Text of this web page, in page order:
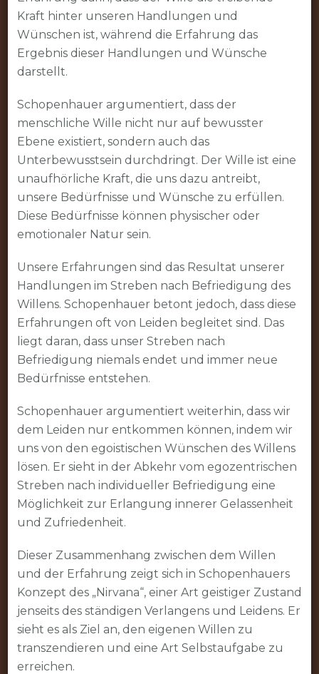
Kraft hinter unseren Handlungen und
Wünschen ist, während die Erfahrung das
Ergebnis dieser Handlungen und Wünsche
darstellt.
Schopenhauer argumentiert, dass der
menschliche Wille nicht nur auf bewusster
Ebene existiert, sondern auch das
Unterbewusstsein durchdringt. Der Wille ist eine
unaufhörliche Kraft, die uns dazu antreibt,
unsere Bedürfnisse und Wünsche zu erfüllen.
Diese Bedürfnisse können physischer oder
emotionaler Natur sein.
Unsere Erfahrungen sind das Resultat unserer
Handlungen im Streben nach Befriedigung des
Willens. Schopenhauer betont jedoch, dass diese
Erfahrungen oft von Leiden begleitet sind. Das
liegt daran, dass unser Streben nach
Befriedigung niemals endet und immer neue
Bedürfnisse entstehen.
Schopenhauer argumentiert weiterhin, dass wir
dem Leiden nur entkommen können, indem wir
uns von den egoistischen Wünschen des Willens
lösen. Er sieht in der Abkehr vom egozentrischen
Streben nach individueller Befriedigung eine
Möglichkeit zur Erlangung innerer Gelassenheit
und Zufriedenheit.
Dieser Zusammenhang zwischen dem Willen
und der Erfahrung zeigt sich in Schopenhauers
Konzept des „Nirvana“, einer Art geistiger Zustand
jenseits des ständigen Verlangens und Leidens. Er
sieht es als Ziel an, den eigenen Willen zu
transzendieren und eine Art Selbstaufgabe zu
erreichen.